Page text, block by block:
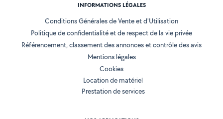
INFORMATIONS LÉGALES
Conditions Générales de Vente et d'Utilisation
Politique de confidentialité et de respect de la vie privée
Référencement, classement des annonces et contrôle des avis
Mentions légales
Cookies
Location de matériel
Prestation de services